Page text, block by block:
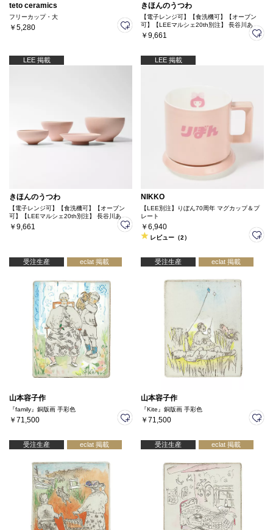
teto ceramics
フリーカップ・大
￥5,280
きほんのうつわ
【電子レンジ可】【食洗機可】【オーブン
可】【LEEマルシェ20th別注】 長谷川あか
りさん× きほんのうつわ よりそう入れ子碗
セット
￥9,661
LEE 掲載
きほんのうつわ
【電子レンジ可】【食洗機可】【オーブン
可】【LEEマルシェ20th別注】 長谷川あか
りさん× きほんのうつわ よりそう入れ子碗
セット
￥9,661
LEE 掲載
NIKKO
【LEE別注】りぼん70周年 マグカップ＆プ
レート
￥6,940
レビュー（2）
受注生産 eclat 掲載
山本容子作
『family』銅版画 手彩色
￥71,500
受注生産 eclat 掲載
山本容子作
『Kite』銅版画 手彩色
￥71,500
受注生産 eclat 掲載 受注生産 eclat 掲載